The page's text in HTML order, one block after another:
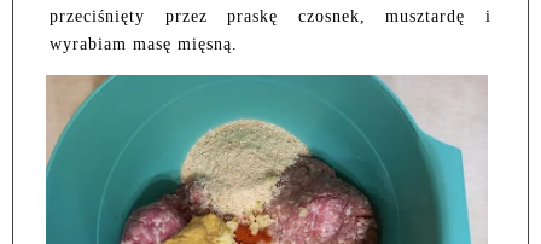
przeciśnięty przez praskę czosnek, musztardę i
wyrabiam masę mięsną.